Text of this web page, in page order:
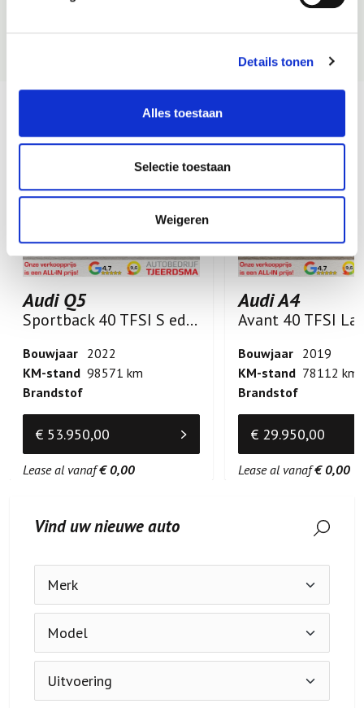
Details tonen
Alles toestaan
Selectie toestaan
Weigeren
Vind uw nieuwe auto
Een greep uit ons huidige occasion aanbod
Audi Q5
Sportback 40 TFSI S edition
Bouwjaar 2022
KM-stand 98571 km
Brandstof
€ 53.950,00
Lease al vanaf€ 0,00
Audi A4
Bouwjaar
2019
KM-stand 78112 km
Brandstof
€ 29.950,00
Lease al vanaf€ 0,00